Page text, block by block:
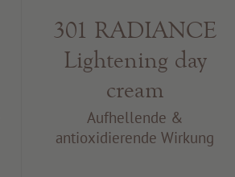
301 RADIANCE
Lightening day
cream
Aufhellende &
antioxidierende Wirkung